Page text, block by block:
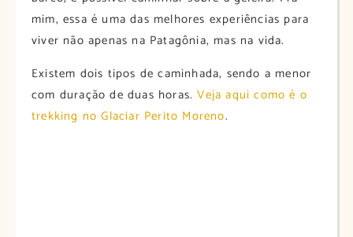
mim, essa é uma das melhores experiências para
viver não apenas na Patagônia, mas na vida.
Existem dois tipos de caminhada, sendo a menor
com duração de duas horas.Veja aqui como é o
trekking no Glaciar Perito Moreno.